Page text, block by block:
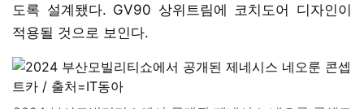
도록 설계됐다. GV90 상위트림에 코치도어 디자인이
적용될 것으로 보인다.